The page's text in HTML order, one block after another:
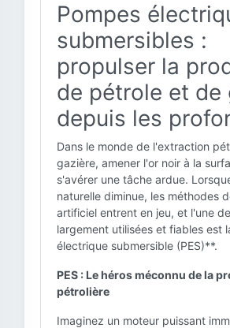
Pompes
submersibles :
propulser la
de pétrole et de
depuis les
Dans le monde de l'extraction
gazière, amener l'or noir à la
s'avérer une tâche ardue.
naturelle diminue, les méthodes
artificiel entrent en jeu, et l'une
largement utilisées et fiables est
électrique submersible (PES)**.
PES : Le héros méconnu de la
pétrolière
Imaginez un moteur puissant